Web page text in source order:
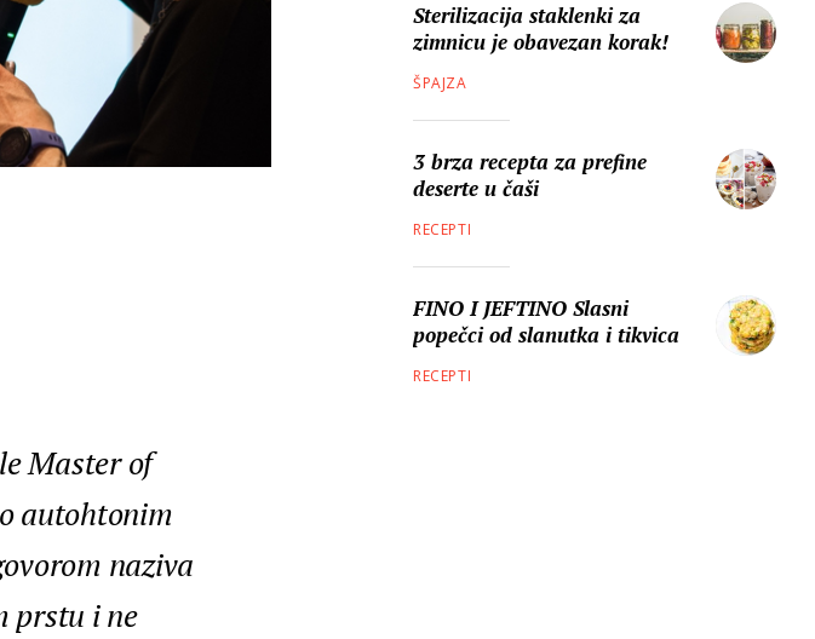
Master of
autohtonim
naziva
prstu i ne
Sterilizacija staklenki za
zimnicu je obavezan korak!
ŠPAJZA
3 brza recepta za prefine
deserte u čaši
RECEPTI
FINO I JEFTINO Slasni
popečci od slanutka i tikvica
RECEPTI